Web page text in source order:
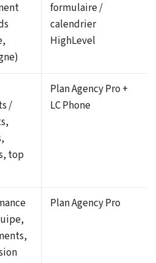
formulaire /
calendrier
HighLevel
/
top
Plan Agency Pro +
LC Phone
Plan Agency Pro